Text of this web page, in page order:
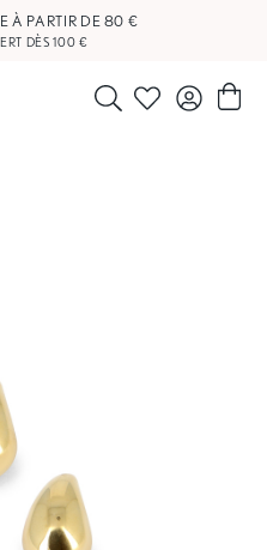
À PARTIR DE 80 €
DÈS 100 €